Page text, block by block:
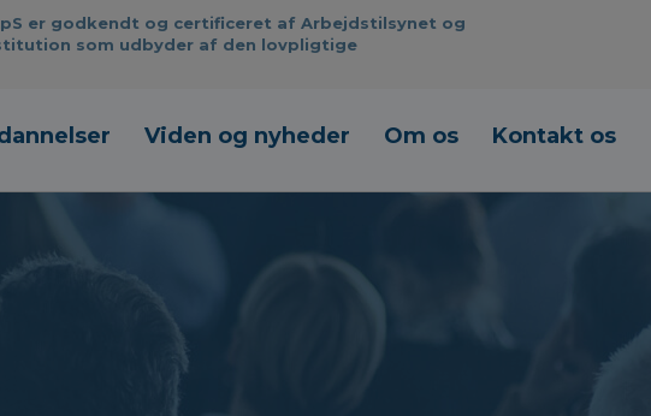
er godkendt og certificeret af Arbejdstilsynet og
som udbyder af den lovpligtige
Viden og nyheder Om os Kontakt os